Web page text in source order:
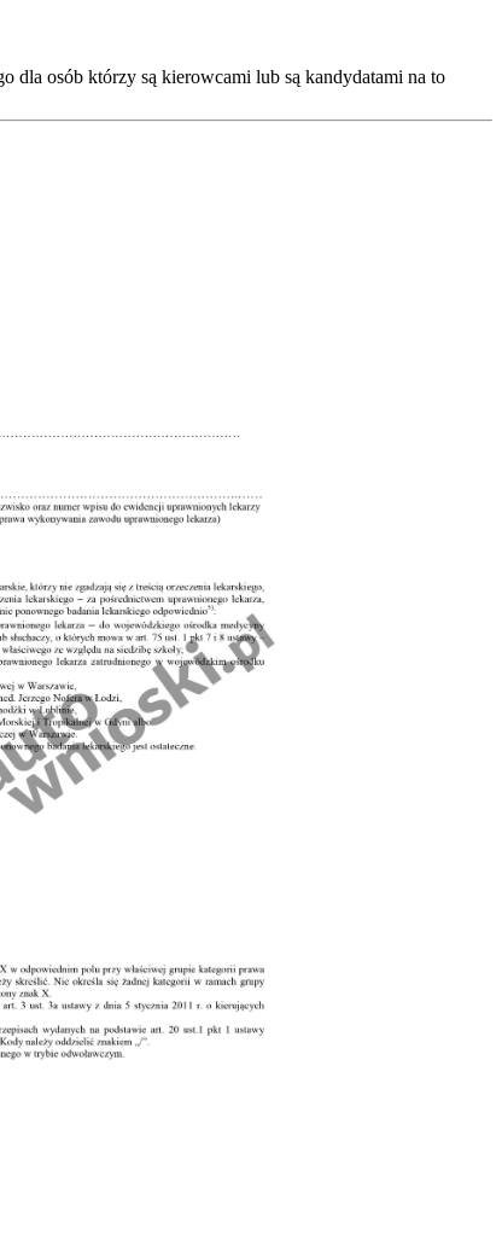
dla osób którzy są kierowcami lub są kandydatami na to